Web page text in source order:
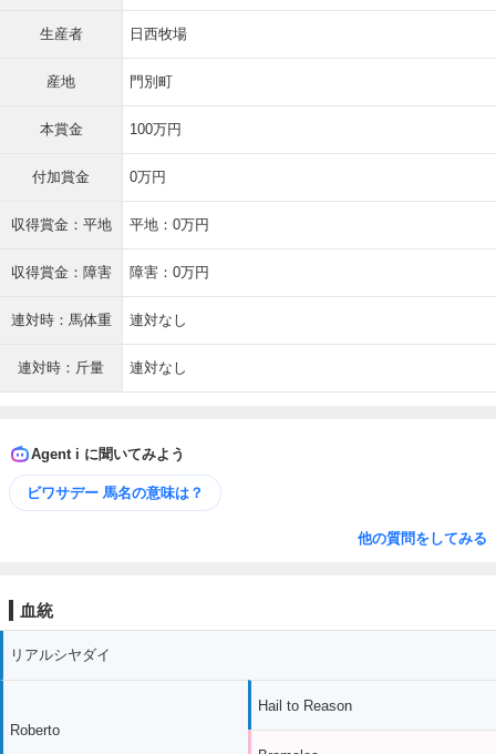
生産者 日西牧場
産地 門別町
本賞金 100万円
付加賞金 0万円
収得賞金：平地 平地：0万円
収得賞金：障害 障害：0万円
連対時：馬体重 連対なし
連対時：斤量 連対なし
Agent i に聞いてみよう
ビワサデー 馬名の意味は？
他の質問をしてみる
血統
リアルシヤダイ
Roberto
Hail to Reason